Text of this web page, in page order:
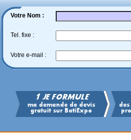
Votre Nom :
Tel. fixe :
Votre e-mail :